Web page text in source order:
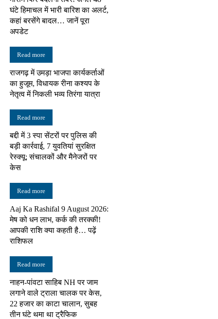
घंटे हिमाचल में भारी बारिश का अलर्ट,
कहां बरसेंगे बादल… जानें पूरा
अपडेट
Read more
राजगढ़ में उमड़ा भाजपा कार्यकर्ताओं
का हुजूम, विधायक रीना कश्यप के
नेतृत्व में निकली भव्य तिरंगा यात्रा
Read more
बद्दी में 3 स्पा सेंटरों पर पुलिस की
बड़ी कार्रवाई, 7 युवतियां सुरक्षित
रेस्क्यू; संचालकों और मैनेजरों पर
केस
Read more
Aaj Ka Rashifal 9 August 2026:
मेष को धन लाभ, कर्क की तरक्की!
आपकी राशि क्या कहती है… पढ़ें
राशिफल
Read more
नाहन-पांवटा साहिब NH पर जाम
लगाने वाले ट्राला चालक पर केस,
22 हजार का काटा चालान, सुबह
तीन घंटे थमा था ट्रैफिक